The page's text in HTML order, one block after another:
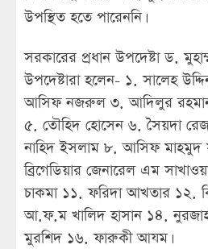
উপস্থিত হতে পারেননি।
সরকারের প্রধান উপদেষ্টা ড.
উপদেষ্টারা হলেন- ১. সালেহ
আসিফ নজরুল ৩. আদিলুর
৫. তৌহিদ হোসেন ৬. সৈয়দা
নাহিদ ইসলাম ৮. আসিফ মাহমুদ
ব্রিগেডিয়ার জেনারেল এম
চাকমা ১১. ফরিদা আখতার ১২.
আ.ফ.ম খালিদ হাসান ১৪.
মুরশিদ ১৬. ফারুকী আযম।